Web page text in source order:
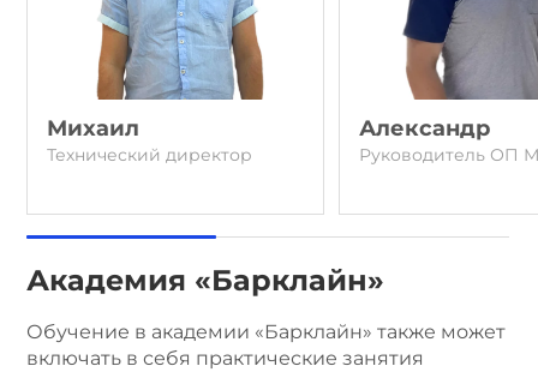
Михаил
Технический директор
Александр
Руководитель ОП
Академия «Барклайн»
Обучение в академии «Барклайн» также может
включать в себя практические занятия